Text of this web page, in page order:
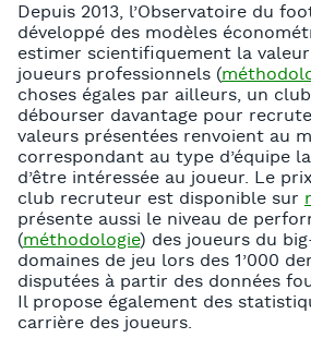
Depuis 2013, l’Observatoire du
développé des modèles
estimer scientifiquement la
joueurs professionnels (
choses égales par ailleurs, un
débourser davantage pour
valeurs présentées renvoient au
correspondant au type d’équipe
d’être intéressée au joueur. Le
club recruteur est disponible sur
présente aussi le niveau de
(méthodologie) des joueurs du
domaines de jeu lors des 1’000
disputées à partir des données
Il propose également des
carrière des joueurs.